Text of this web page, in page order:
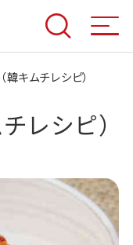
韓キムチレシピ）
レシピ）